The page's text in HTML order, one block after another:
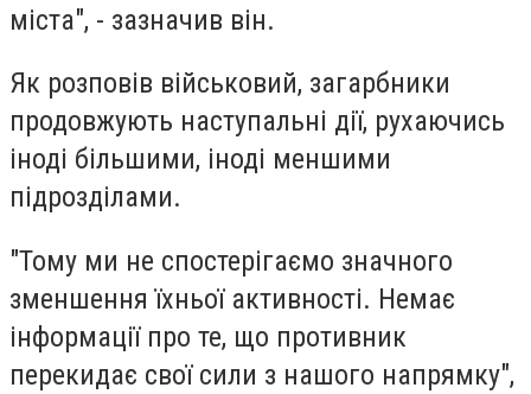
міста", - зазначив він.
Як розповів військовий, загарбники
продовжують наступальні дії, рухаючись
іноді більшими, іноді меншими
підрозділами.
"Тому ми не спостерігаємо значного
зменшення їхньої активності. Немає
інформації про те, що противник
перекидає свої сили з нашого напрямку",